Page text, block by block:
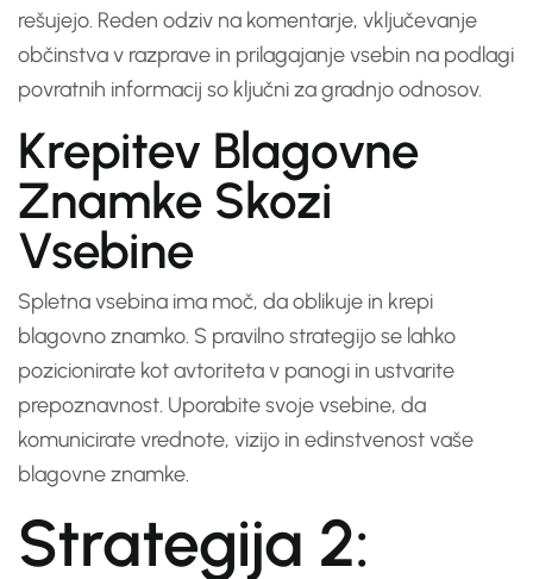
rešujejo. Reden odziv na komentarje, vključevanje
občinstva v razprave in prilagajanje vsebin na podlagi
povratnih informacij so ključni za gradnjo odnosov.
Krepitev Blagovne
Znamke Skozi
Vsebine
Spletna vsebina ima moč, da oblikuje in krepi
blagovno znamko. S pravilno strategijo se lahko
pozicionirate kot avtoriteta v panogi in ustvarite
prepoznavnost. Uporabite svoje vsebine, da
komunicirate vrednote, vizijo in edinstvenost vaše
blagovne znamke.
Strategija 2: